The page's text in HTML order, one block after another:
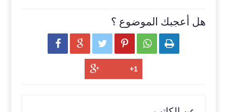
هل أعجبك الموضوع ؟
     